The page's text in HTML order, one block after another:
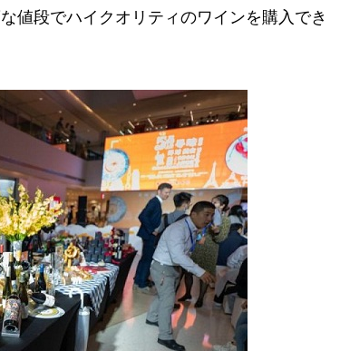
値段でハイクオリティのワインを購入でき